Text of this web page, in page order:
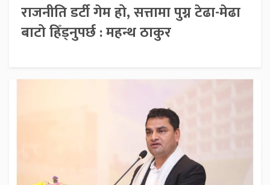
राजनीति डर्टी गेम हो, सत्तामा पुग्न टेढा-मेढा
बाटो हिँड्नुपर्छ : महन्थ ठाकुर